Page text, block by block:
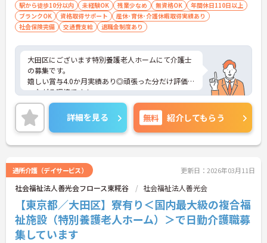
駅から徒歩10分以内 未経験OK 残業少なめ 無資格OK
年間休日110日以上
ブランクOK
資格取得サポート
産休･育休･介護休暇取得実績あり
社会保険完備
交通費支給 退職金制度あり
大田区にございます特別養護老人ホームにて介護士
の募集です。
嬉しい賞与4.0か月実績あり◎頑張った分だけ評価に
つながる環境です！
また最寄り駅より徒歩10分圏内と好立地にあるの
で、通勤のストレスが少ないのも嬉しいポイントで
す。
各種手当、制度など福利厚生も充実で、安心して働
いていただけますよ★
詳細をお話しいたしますのでお気軽にご相談くださ
い。
詳細を見る 無料 紹介してもらう
通所介護（デイサービス） 更新日：2026年03月11日
社会福祉法人善光会フロース東糀谷 社会福祉法人善光会
【東京都／大田区】寮有り＜国内最大級の複合福
祉施設（特別養護老人ホーム）＞で日勤介護職募
集しています